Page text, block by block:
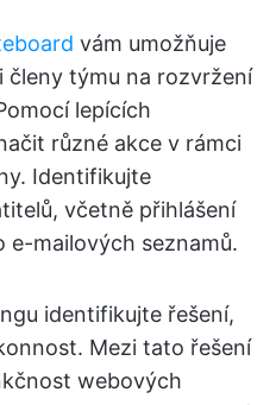
vám umožňuje
členy týmu na rozvržení
lepících
různé akce v rámci
Identifikujte
včetně přihlášení
e-mailových seznamů.
identifikujte řešení,
Mezi tato řešení
webových